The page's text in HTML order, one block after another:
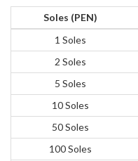
Soles (PEN)
1 Soles
2 Soles
5 Soles
10 Soles
50 Soles
100 Soles